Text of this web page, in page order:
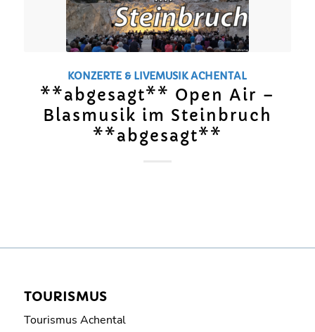
KONZERTE & LIVEMUSIK ACHENTAL
**abgesagt** Open Air –
Blasmusik im Steinbruch
**abgesagt**
TOURISMUS
Tourismus Achental